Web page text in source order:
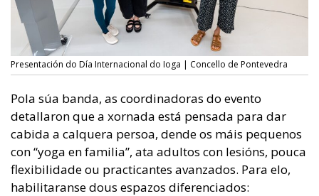
Presentación do Día Internacional do Ioga | Concello de Pontevedra
Pola súa banda, as coordinadoras do evento
detallaron que a xornada está pensada para dar
cabida a calquera persoa, dende os máis pequenos
con “yoga en familia”, ata adultos con lesións, pouca
flexibilidade ou practicantes avanzados. Para elo,
habilitaranse dous espazos diferenciados: